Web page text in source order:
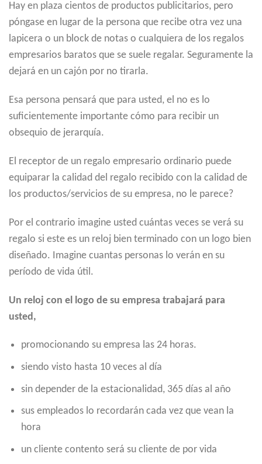
Hay en plaza cientos de productos publicitarios, pero
póngase en lugar de la persona que recibe otra vez una
lapicera o un block de notas o cualquiera de los regalos
empresarios baratos que se suele regalar. Seguramente la
dejará en un cajón por no tirarla.
Esa persona pensará que para usted, el no es lo
suficientemente importante cómo para recibir un
obsequio de jerarquía.
El receptor de un regalo empresario ordinario puede
equiparar la calidad del regalo recibido con la calidad de
los productos/servicios de su empresa, no le parece?
Por el contrario imagine usted cuántas veces se verá su
regalo si este es un reloj bien terminado con un logo bien
diseñado. Imagine cuantas personas lo verán en su
período de vida útil.
Un reloj con el logo de su empresa trabajará para
usted,
promocionando su empresa las 24 horas.
siendo visto hasta 10 veces al día
sin depender de la estacionalidad, 365 días al año
sus empleados lo recordarán cada vez que vean la
hora
un cliente contento será su cliente de por vida